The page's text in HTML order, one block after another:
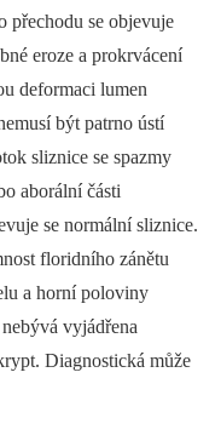
přechodu se objevuje
eroze a prokrvácení
deformaci lumen
být patrno ústí
sliznice se spazmy
aborální části
se normální sliznice.
floridního zánětu
a horní poloviny
vyjádřena
Diagnostická může